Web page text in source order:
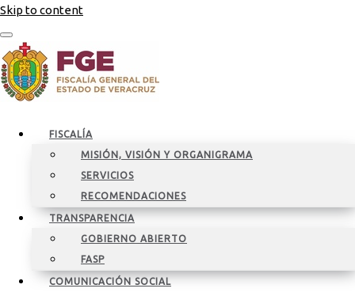
Skip to content
FISCALÍA
MISIÓN, VISIÓN Y ORGANIGRAMA
SERVICIOS
RECOMENDACIONES
TRANSPARENCIA
GOBIERNO ABIERTO
FASP
COMUNICACIÓN SOCIAL